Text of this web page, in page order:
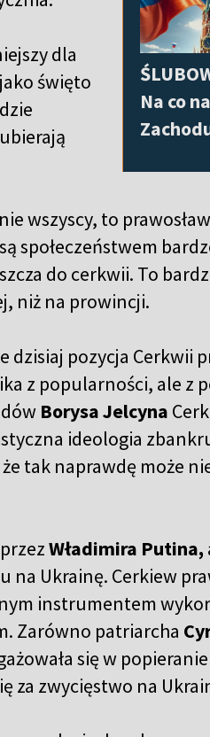
Na co
dla
święto
wszyscy, to
społeczeństwem
do cerkwii. To
niż na prowincji.
pozycja Cerkwii
z popularności, ale z
Borysa Jelcyna
ideologia
że tak naprawdę może
Władimira Putina,
na Ukrainę. Cerkiew
instrumentem
Zarówno patriarcha
się w
za zwycięstwo na